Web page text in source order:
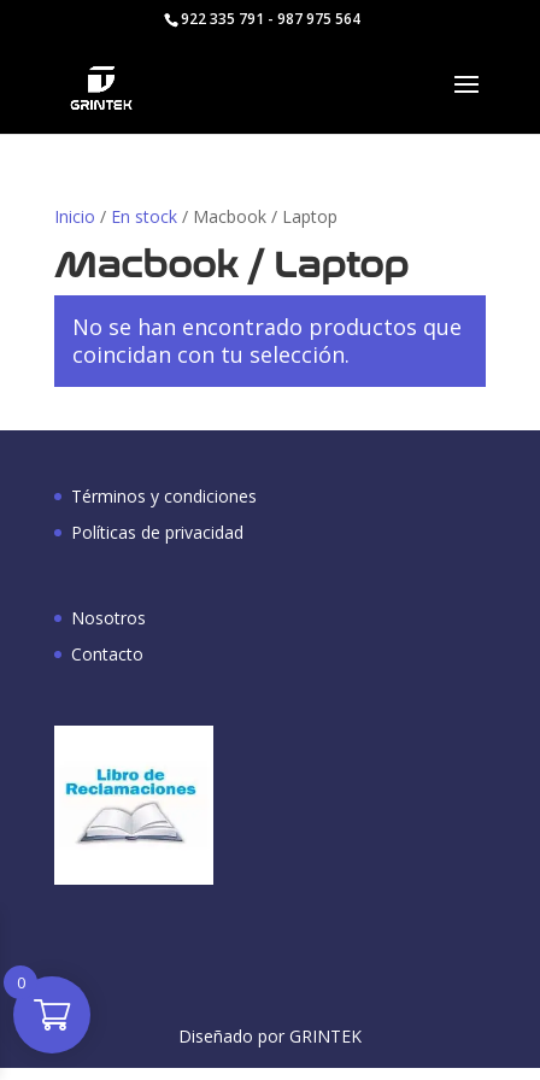
922 335 791 - 987 975 564
Inicio / En stock/ Macbook / Laptop
Macbook / Laptop
No se han encontrado productos que
coincidan con tu selección.
Términos y condiciones
Políticas de privacidad
Nosotros
Contacto
Diseñado por GRINTEK
0